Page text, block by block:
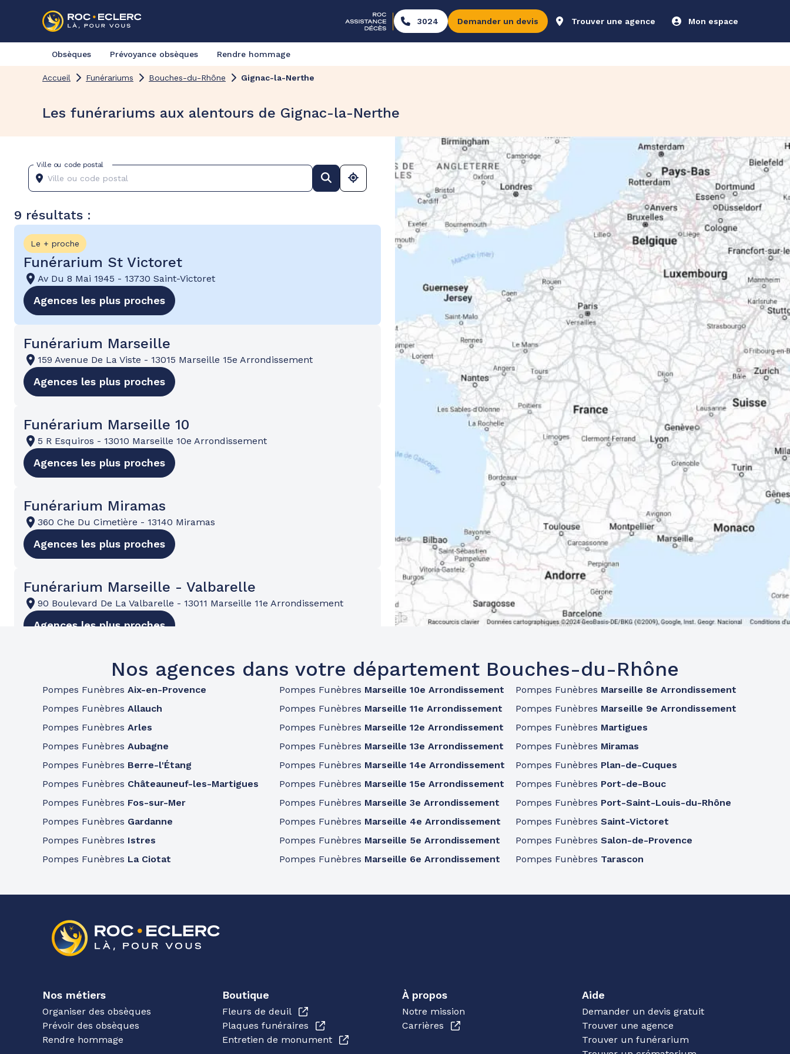
3024 Demander un devis Trouver une agence Mon espace
Obsèques Prévoyance obsèques Rendre hommage
Accueil Funérariums Bouches-du-Rhône Gignac-la-Nerthe
Les funérariums aux alentours de Gignac-la-Nerthe
Ville ou code postal
9 résultats :
Le + proche
Funérarium St Victoret
Av Du 8 Mai 1945 - 13730 Saint-Victoret
Agences les plus proches
Funérarium Marseille
159 Avenue De La Viste - 13015 Marseille 15e Arrondissement
Agences les plus proches
Funérarium Marseille 10
5 R Esquiros - 13010 Marseille 10e Arrondissement
Agences les plus proches
Funérarium Miramas
360 Che Du Cimetière - 13140 Miramas
Agences les plus proches
Funérarium Marseille - Valbarelle
90 Boulevard De La Valbarelle - 13011 Marseille 11e Arrondissement
Agences les plus proches
Funérarium Fos Sur Mer
8 R Du Marais - 13270 Fos-sur-Mer
Agences les plus proches
Funérarium La Tour-D'Aigues
46 Rue Revol-84240 La Tour-d'Aigues
Agences les plus proches
Funérarium Cavaillon
276 Faubourg Des Condamines
414 Fg Des Condamines -84300 Cavaillon
Agences les plus proches
Nos agences dans votre département Bouches-du-Rhône
Pompes Funèbres Aix-en-Provence
Pompes Funèbres Allauch
Pompes Funèbres Arles
Pompes Funèbres Aubagne
Pompes Funèbres Berre-l'Étang
Pompes Funèbres Châteauneuf-les-Martigues
Pompes Funèbres Fos-sur-Mer
Pompes Funèbres Gardanne
Pompes Funèbres Istres
Pompes Funèbres La Ciotat
Pompes Funèbres Marseille 10e Arrondissement
Pompes Funèbres Marseille 11e Arrondissement
Pompes Funèbres Marseille 12e Arrondissement
Pompes Funèbres Marseille 13e Arrondissement
Pompes Funèbres Marseille 14e Arrondissement
Pompes Funèbres Marseille 15e Arrondissement
Pompes Funèbres Marseille 3e Arrondissement
Pompes Funèbres Marseille 4e Arrondissement
Pompes Funèbres Marseille 5e Arrondissement
Pompes Funèbres Marseille 6e Arrondissement
Pompes Funèbres Marseille 8e Arrondissement
Pompes Funèbres Marseille 9e Arrondissement
Pompes Funèbres Martigues
Pompes Funèbres Miramas
Pompes Funèbres Plan-de-Cuques
Pompes Funèbres Port-de-Bouc
Pompes Funèbres Port-Saint-Louis-du-Rhône
Pompes FunèbresSaint-Victoret
Pompes FunèbresSalon-de-Provence
Pompes Funèbres Tarascon
Nos métiers
Organiser des obsèques
Prévoir des obsèques
Rendre hommage
Boutique
Fleurs de deuil
Plaques funéraires
Entretien de monument
À propos
Notre mission
Carrières
Aide
Demander un devis gratuit
Trouver une agence
Trouver un funérarium